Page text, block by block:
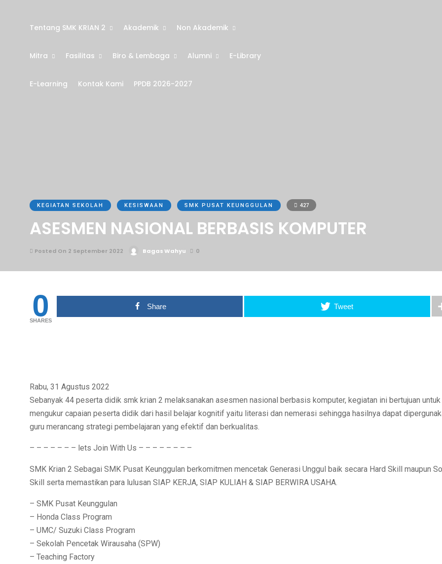
Tentang SMK KRIAN 2 Akademik Non Akademik
Mitra Fasilitas Biro & Lembaga Alumni E-Library
E-Learning Kontak Kami PPDB 2026-2027
KEGIATAN SEKOLAH KESISWAAN SMK PUSAT KEUNGGULAN 427
ASESMEN NASIONAL BERBASIS KOMPUTER
Posted On 2 September 2022 Bagas Wahyu 0
0
SHARES
Share Tweet
Rabu, 31 Agustus 2022
Sebanyak 44 peserta didik smk krian 2 melaksanakan asesmen nasional berbasis komputer, kegiatan ini bertujuan untuk
mengukur capaian peserta didik dari hasil belajar kognitif yaitu literasi dan nemerasi sehingga hasilnya dapat
guru merancang strategi pembelajaran yang efektif dan berkualitas.
– – – – – – – lets Join With Us – – – – – – – –
SMK Krian 2 Sebagai SMK Pusat Keunggulan berkomitmen mencetak Generasi Unggul baik secara Hard Skill maupun
Skill serta memastikan para lulusan SIAP KERJA, SIAP KULIAH & SIAP BERWIRA USAHA.
– SMK Pusat Keunggulan
– Honda Class Program
– UMC/ Suzuki Class Program
– Sekolah Pencetak Wirausaha (SPW)
– Teaching Factory